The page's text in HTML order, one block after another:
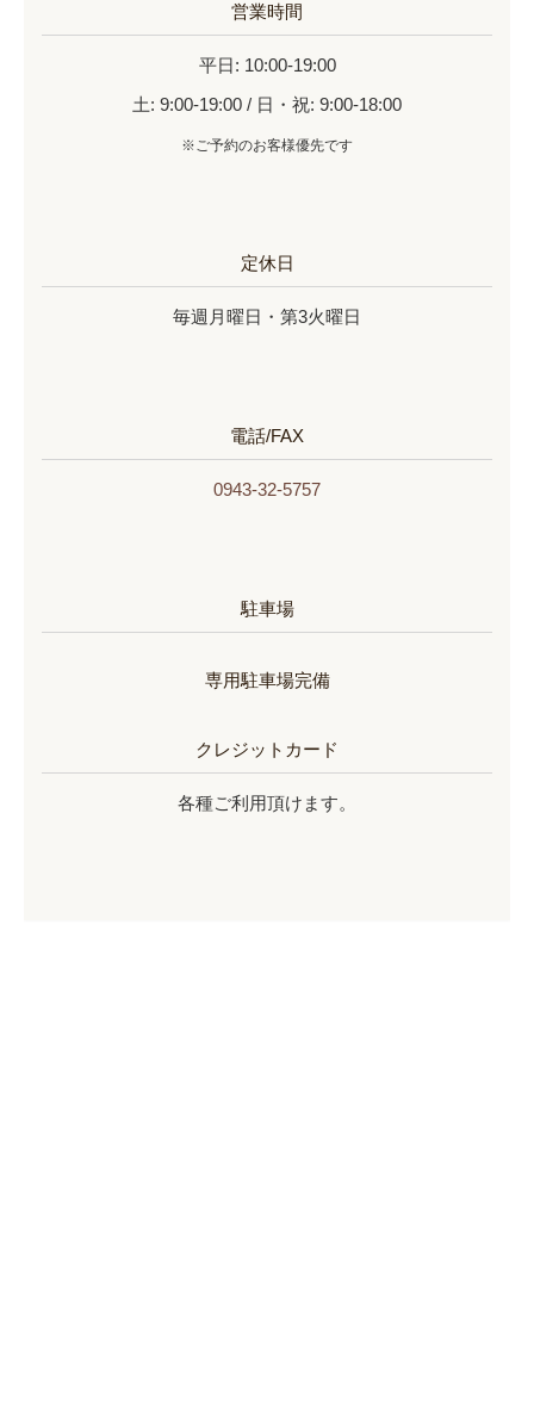
営業時間
平日: 10:00-19:00
土: 9:00-19:00 / 日・祝: 9:00-18:00
※ご予約のお客様優先です
定休日
毎週月曜日・第3火曜日
電話/FAX
0943-32-5757
駐車場
専用駐車場完備
クレジットカード
各種ご利用頂けます。